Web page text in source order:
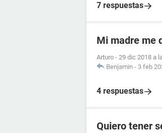
7 respuestas
Mi madre me
Arturo - 29 dic 2018 a
Benjamin - 3 feb
4 respuestas
Quiero tener